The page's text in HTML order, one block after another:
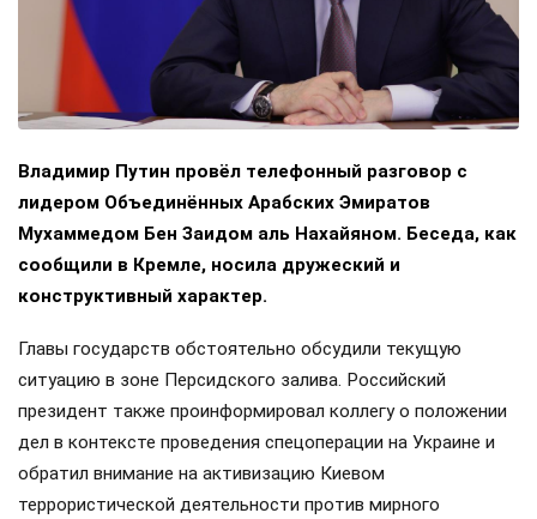
Владимир Путин провёл телефонный разговор с
лидером Объединённых Арабских Эмиратов
Мухаммедом Бен Заидом аль Нахайяном. Беседа, как
сообщили в Кремле, носила дружеский и
конструктивный характер.
Главы государств обстоятельно обсудили текущую
ситуацию в зоне Персидского залива. Российский
президент также проинформировал коллегу о положении
дел в контексте проведения спецоперации на Украине и
обратил внимание на активизацию Киевом
террористической деятельности против мирного